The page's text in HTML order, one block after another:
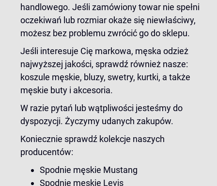
handlowego. Jeśli zamówiony towar nie spełni
oczekiwań lub rozmiar okaże się niewłaściwy,
możesz bez problemu zwrócić go do sklepu.
Jeśli interesuje Cię markowa, męska odzież
najwyższej jakości, sprawdź również nasze:
koszule męskie, bluzy, swetry, kurtki, a także
męskie buty i akcesoria.
W razie pytań lub wątpliwości jesteśmy do
dyspozycji. Życzymy udanych zakupów.
Koniecznie sprawdź kolekcje naszych
producentów:
Spodnie męskie Mustang
Spodnie męskie Levis